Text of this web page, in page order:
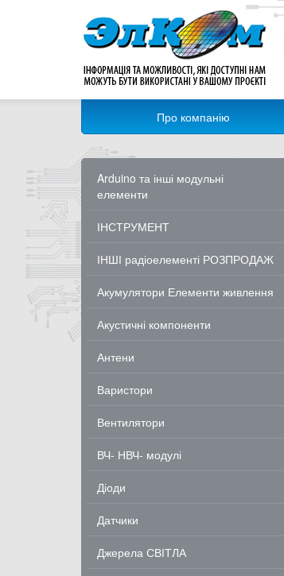
Про компанію
Arduino та інші модульні
елементи
ІНСТРУМЕНТ
ІНШІ радіоелементі РОЗПРОДАЖ
Акумулятори Елементи живлення
Акустичні компоненти
Антени
Варистори
Вентилятори
ВЧ- НВЧ- модулі
Діоди
Датчики
Джерела СВІТЛА